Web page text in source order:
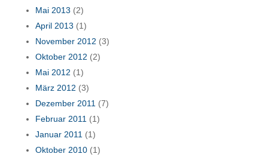
Mai 2013 (2)
April 2013 (1)
November 2012 (3)
Oktober 2012 (2)
Mai 2012 (1)
März 2012 (3)
Dezember 2011 (7)
Februar 2011 (1)
Januar 2011 (1)
Oktober 2010(1)